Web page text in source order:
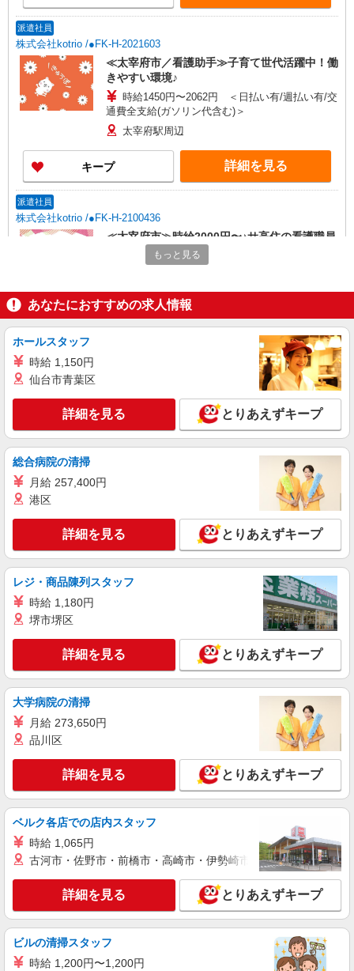
派遣社員
株式会社kotrio /●FK-H-2021603
≪太宰府市／看護助手≫子育て世代活躍中！働
きやすい環境♪
時給1450円〜2062円 ＜日払い有/週払い有/交
通費全支給(ガソリン代含む)＞
太宰府駅周辺
キープ 詳細を見る
派遣社員
株式会社kotrio /●FK-H-2100436
≪太宰府市≫時給2000円〜♪サ高住の看護職員
▼医療行為少なめ
太宰府駅周辺
キープ 詳細を見る
派遣社員
太宰府市｜家庭と両立できる＊デイサービス看
時給2000円〜2500円 ＜日払い有/週払い有/交
詳細を見る
派遣社員
株式会社kotrio /●FK-H-2020688
≪太宰府市≫年齢不問！０からスタートでも活
時給1450円〜2062円 ＜日払い有/週払い有/交
太宰府駅周辺
キープ 詳細を見る
業務委託
SOMPOヘルスサポート株式会社 全支援対応コース
保健師・管理栄養士 特定保健指導
報酬：出来高制 報酬額（消費税抜き）： ・事
業所一括面談(対面) 1日：10,000円〜14,716円 ・
個別訪問(対面) 1件：4,286円〜5,239円 ・遠隔面
談 1件：1,500〜1,691円 ・電話支援 1件：
1,000円〜1,429円 ・ICTメール支援 1件：500円
※上記金額に消費税を加えた金額をお支払いいた
します ※交通費・電話代は弊社負担。その他、支
援内容により細則あり。
【活動エリア】福岡県太宰府市及びその周辺
キープ 詳細を見る
もっと見る
あなたにおすすめの求人情報
ホールスタッフ
時給 1,150円
仙台市青葉区
詳細を見る とりあえずキープ
総合病院の清掃
月給 257,400円
港区
詳細を見る とりあえずキープ
レジ・商品陳列スタッフ
時給 1,180円
堺市堺区
詳細を見る とりあえずキープ
大学病院の清掃
月給 273,650円
品川区
詳細を見る とりあえずキープ
ベルク各店での店内スタッフ
時給 1,065円
古河市・佐野市・前橋市・高崎市・伊勢崎市・太田市・館林市
詳細を見る とりあえずキープ
ビルの清掃スタッフ
時給 1,200円〜1,200円